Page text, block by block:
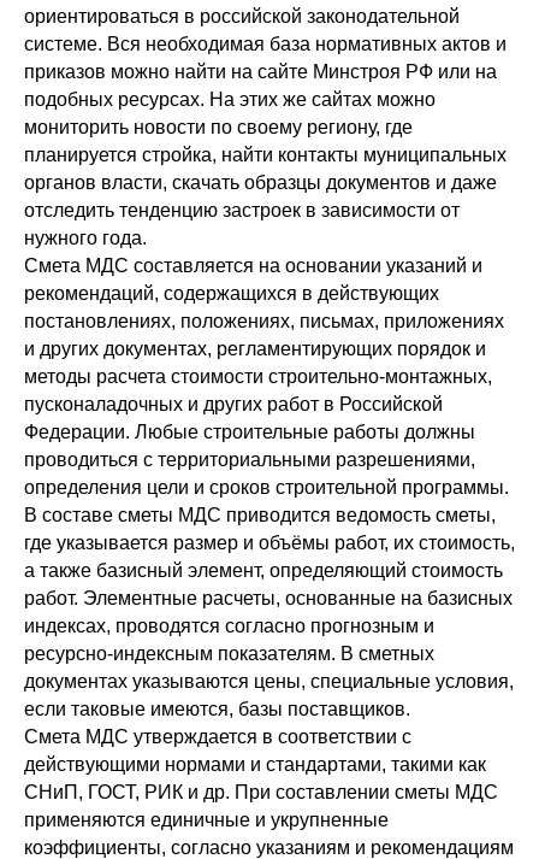
ориентироваться в российской законодательной
системе. Вся необходимая база нормативных актов и
приказов можно найти на сайте Минстроя РФ или на
подобных ресурсах. На этих же сайтах можно
мониторить новости по своему региону, где
планируется стройка, найти контакты муниципальных
органов власти, скачать образцы документов и даже
отследить тенденцию застроек в зависимости от
нужного года.
Смета МДС составляется на основании указаний и
рекомендаций, содержащихся в действующих
постановлениях, положениях, письмах, приложениях
и других документах, регламентирующих порядок и
методы расчета стоимости строительно-монтажных,
пусконаладочных и других работ в Российской
Федерации. Любые строительные работы должны
проводиться с территориальными разрешениями,
определения цели и сроков строительной программы.
В составе сметы МДС приводится ведомость сметы,
где указывается размер и объёмы работ, их стоимость,
а также базисный элемент, определяющий стоимость
работ. Элементные расчеты, основанные на базисных
индексах, проводятся согласно прогнозным и
ресурсно-индексным показателям. В сметных
документах указываются цены, специальные условия,
если таковые имеются, базы поставщиков.
Смета МДС утверждается в соответствии с
действующими нормами и стандартами, такими как
СНиП, ГОСТ, РИК и др. При составлении сметы МДС
применяются единичные и укрупненные
коэффициенты, согласно указаниям и рекомендациям